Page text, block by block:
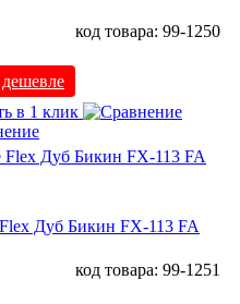
код товара: 99-1250
в 1 клик
Дуб Бикин FX-113 FA
код товара: 99-1251